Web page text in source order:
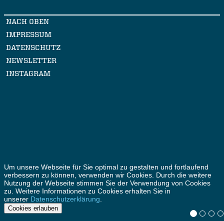
NACH OBEN
IMPRESSUM
DATENSCHUTZ
NEWSLETTER
INSTAGRAM
Um unsere Webseite für Sie optimal zu gestalten und fortlaufend
verbessern zu können, verwenden wir Cookies. Durch die weitere
Nutzung der Webseite stimmen Sie der Verwendung von Cookies
zu. Weitere Informationen zu Cookies erhalten Sie in
unserer Datenschutzerklärung